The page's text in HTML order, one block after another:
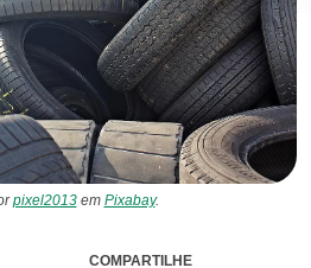
pixel2013em Pixabay.
COMPARTILHE